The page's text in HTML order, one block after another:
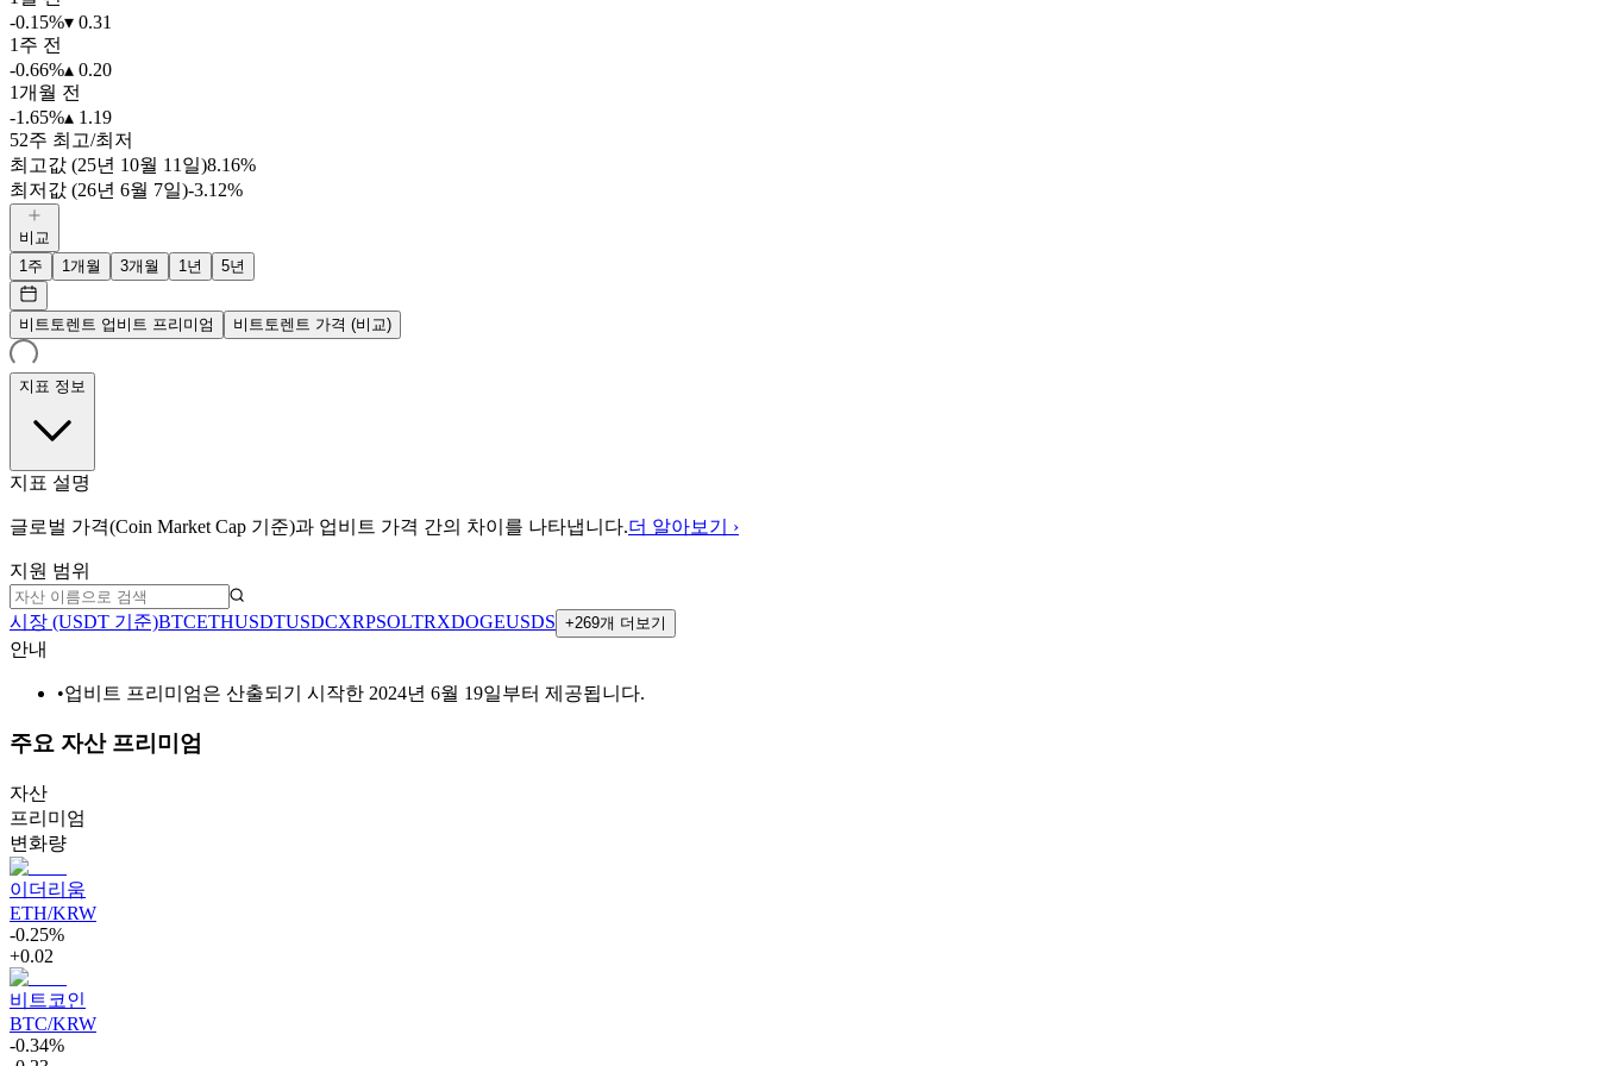
-0.15%▾ 0.31
1주 전
-0.66%▴ 0.20
1개월 전
-1.65%▴ 1.19
52주 최고/최저
최고값 (25년 10월 11일)8.16%
최저값 (26년 6월 7일)-3.12%
비교
1주
1개월 3개월 1년 5년
비트토렌트 업비트 프리미엄 비트토렌트 가격 (비교)
지표 정보
지표 설명
글로벌 가격(Coin Market Cap 기준)과 업비트 가격 간의 차이를 나타냅니다.더 알아보기 ›
지원 범위
시장 (USDT 기준)BTCETHUSDTUSDCXRPSOLTRXDOGEUSDS +269개 더보기
안내
•업비트 프리미엄은 산출되기 시작한 2024년 6월 19일부터 제공됩니다.
주요 자산 프리미엄
자산
프리미엄
변화량
이더리움
ETH/KRW
-0.25%
+0.02
비트코인
BTC/KRW
-0.34%